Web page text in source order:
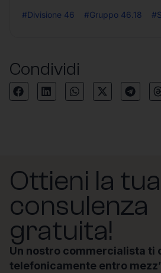
#Divisione 46 #Gruppo 46.18
Condividi
Ottieni la tua
consulenza
gratuita!
Un nostro commercialista ti
telefonicamente entro